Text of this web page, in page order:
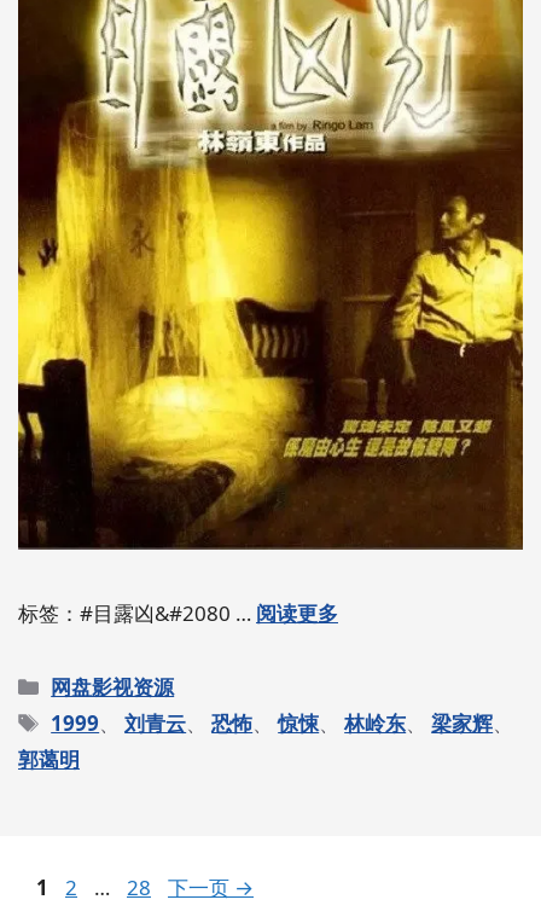
标签：#目露凶&#2080 … 阅读更多
分
类
网盘影视资源
标
签
1999、刘青云、恐怖、惊悚、林岭东、梁家辉、
郭蔼明
页
1
页
2 …
页
28 下一页 →